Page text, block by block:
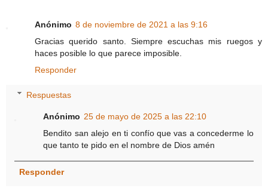
Anónimo 8 de noviembre de 2021 a las 9:16
Gracias querido santo. Siempre escuchas mis ruegos y
haces posible lo que parece imposible.
Responder
Respuestas
Anónimo 25 de mayo de 2025 a las 22:10
Bendito san alejo en ti confío que vas a concederme lo
que tanto te pido en el nombre de Dios amén
Responder